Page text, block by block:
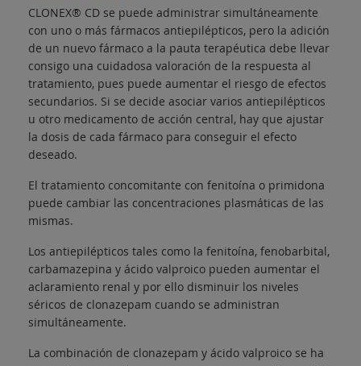
CLONEX® CD se puede administrar simultáneamente
con uno o más fármacos antiepilépticos, pero la adición
de un nuevo fármaco a la pauta terapéutica debe llevar
consigo una cuidadosa valoración de la respuesta al
tratamiento, pues puede aumentar el riesgo de efectos
secundarios. Si se decide asociar varios antiepilépticos
u otro medicamento de acción central, hay que ajustar
la dosis de cada fármaco para conseguir el efecto
deseado.
El tratamiento concomitante con fenitoína o primidona
puede cambiar las concentraciones plasmáticas de las
mismas.
Los antiepilépticos tales como la fenitoína, fenobarbital,
carbamazepina y ácido valproico pueden aumentar el
aclaramiento renal y por ello disminuir los niveles
séricos de clonazepam cuando se administran
simultáneamente.
La combinación de clonazepam y ácido valproico se ha